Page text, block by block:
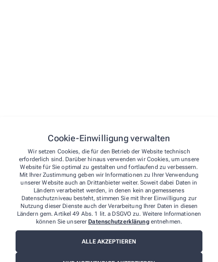
Cookie-Einwilligung verwalten
Wir setzen Cookies, die für den Betrieb der Website technisch
erforderlich sind. Darüber hinaus verwenden wir Cookies, um unsere
Website für Sie optimal zu gestalten und fortlaufend zu verbessern.
Mit Ihrer Zustimmung geben wir Informationen zu Ihrer Verwendung
unserer Website auch an Drittanbieter weiter. Soweit dabei Daten in
Ländern verarbeitet werden, in denen kein angemessenes
Datenschutzniveau besteht, stimmen Sie mit Ihrer Einwilligung zur
Nutzung dieser Dienste auch der Verarbeitung Ihrer Daten in diesen
Ländern gem. Artikel 49 Abs. 1 lit. a DSGVO zu. Weitere Informationen
können Sie unserer Datenschutzerklärungentnehmen.
ALLE AKZEPTIEREN
Rathaus-Apotheke
Rathausstr. 35,04416 Markkleeberg
0341/3 58 87 88
rathaus-apotheke@pharma-dsl.de
Über uns
Kontakt
Informationen
Impressum